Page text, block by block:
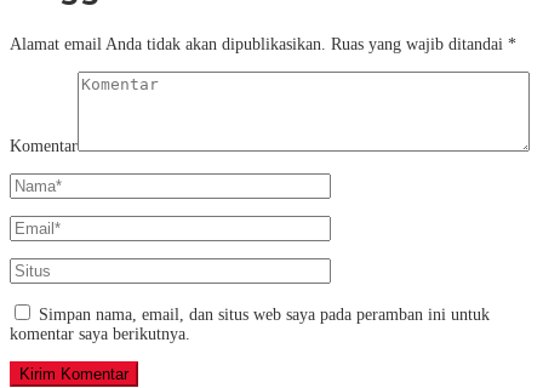
Alamat email Anda tidak akan dipublikasikan. Ruas yang wajib ditandai *
Komentar
Simpan nama, email, dan situs web saya pada peramban ini untuk
komentar saya berikutnya.